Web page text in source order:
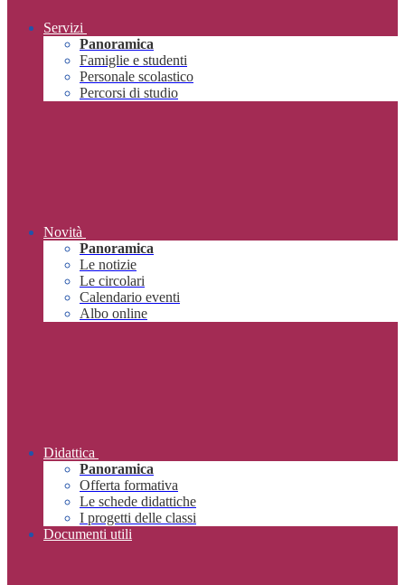
Servizi
Panoramica
Famiglie e studenti
Personale scolastico
Percorsi di studio
Novità
Panoramica
Le notizie
Le circolari
Calendario eventi
Albo online
Didattica
Panoramica
Offerta formativa
Le schede didattiche
I progetti delle classi
Documenti utili